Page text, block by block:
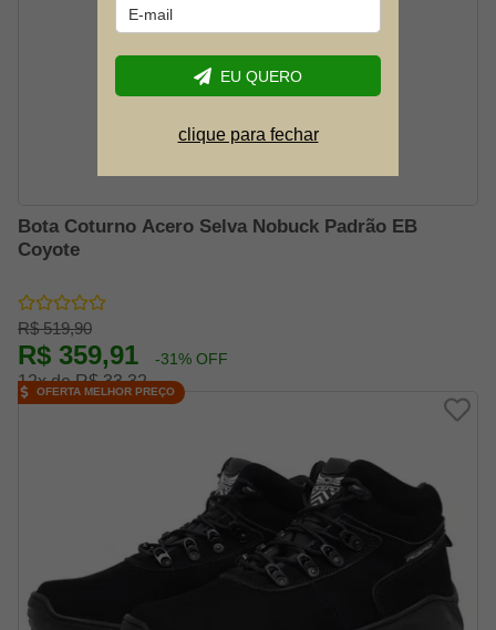
Bota Coturno Acero Selva Nobuck Padrão EB
Coyote
R$ 519,90
R$ 359,91 -31% OFF
12x de R$ 33,32
OFERTA MELHOR PREÇO
EU QUERO
clique para fechar